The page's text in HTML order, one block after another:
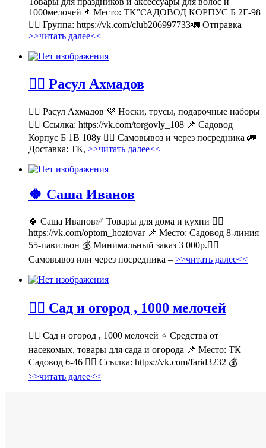
1000мелочей📌 Место: ТК”САДОВОД КОРПУС Б 2Г-98
👉🏻 Группа: https://vk.com/club206997733🚛 Отправка
>>читать далее<<
💁‍♂ Расул Ахмадов
💁‍♂ Расул Ахмадов 💜 Носки, трусы, подарочные наборы
👉🏻 Ссылка: https://vk.com/torgovly_108 📌 Садовод
Корпус Б 1В 108у 🚶‍♂ Самовывоз и через посредника 🚛
Доставка: ТК, >>читать далее<<
🍀 Саша Иванов
🍀 Саша Иванов✅ Товары для дома и кухни 👉🏻
https://vk.com/optom_hoztovar 📌 Место: Садовод 8-линия
55-павильон 💰 Минимальный заказ 3 000р.🚶‍♀
Самовывоз или через посредника – >>читать далее<<
💁‍♂ Сад и огород , 1000 мелочей
💁‍♂ Сад и огород , 1000 мелочей ⭐ Средства от
насекомых, товары для сада и огорода 📌 Место: ТК
Садовод 6-46 👉🏻 Ссылка: https://vk.com/farid3232 💰
>>читать далее<<